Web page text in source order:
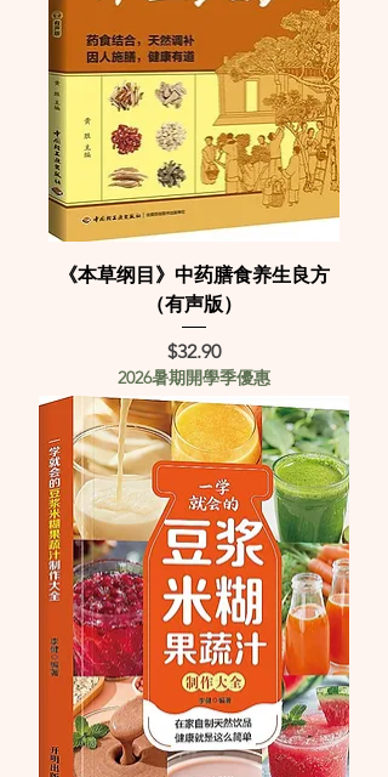
《本草纲目》中药膳食养生良方
（有声版）
Price
$32.90
2026暑期開學季優惠